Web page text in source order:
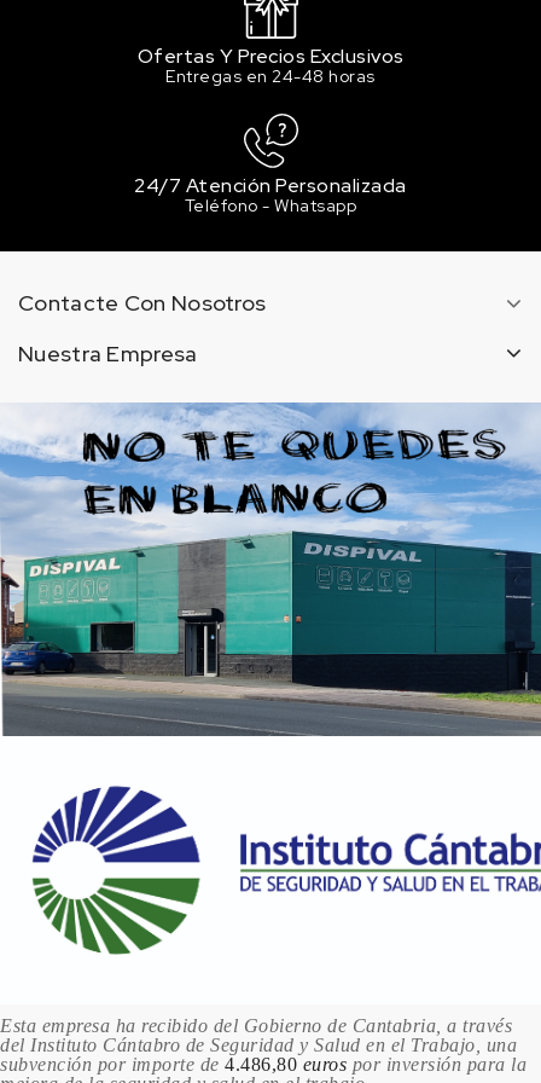
413 MAUVE / MALVA
2.55 €
2 en stock
433 PURPLE / PÚRPURA
Sin stock
2.55 €
ALIZARIN
2.55 €
515 ALIZARIN CRIMSON / CARMESI
ALIZARIN
2.55 €
Sin stock
527 LIGHT RED / ROJO
CLARO
2.55 €
1 en stock
537 PERMANENT ROSE / ROSA
PERMANENTE
2.55 €
563 ROSE MADDER / ROSA GRANZA
2.55 €
Sin stock
571 SCARLET LAKE / LACA
ESCARLATA
2.55 €
588 VERMILION /
BERMELLON
2.55 €
Ofertas Y Precios Exclusivos
Entregas en 24-48 horas
24/7 Atención Personalizada
Teléfono - Whatsapp
Contacte Con Nosotros
Nuestra Empresa
Esta empresa ha recibido del Gobierno de Cantabria, a través
del Instituto Cántabro de Seguridad y Salud en el Trabajo, una
subvención por importe de 4.486,80 euros por inversión para la